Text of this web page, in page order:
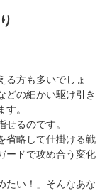
る方も多いでしょ
どの細かい駆け引き
。
るのです。
省略して仕掛ける戦
ードで攻め合う変化
たい！」そんなあな